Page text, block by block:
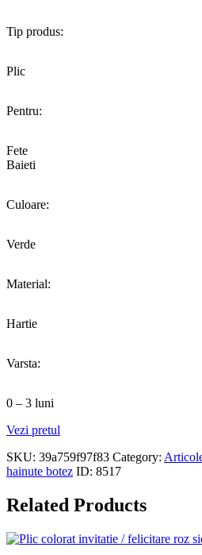
Tip produs:
Plic
Pentru:
Fete
Baieti
Culoare:
Verde
Material:
Hartie
Varsta:
0 – 3 luni
Vezi pretul
SKU: 39a759f97f83 Category:
hainute botez ID: 8517
Related Products